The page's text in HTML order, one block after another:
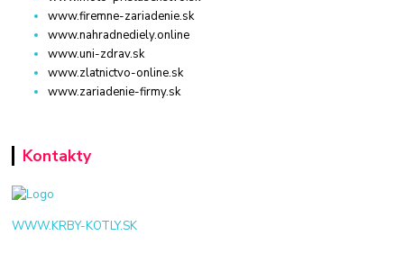
www.firemne-zariadenie.sk
www.nahradnediely.online
www.uni-zdrav.sk
www.zlatnictvo-online.sk
www.zariadenie-firmy.sk
Kontakty
WWW.KRBY-KOTLY.SK